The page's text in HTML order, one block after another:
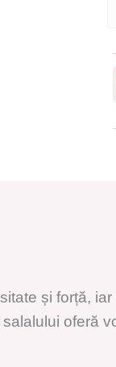
și forță,
oferă